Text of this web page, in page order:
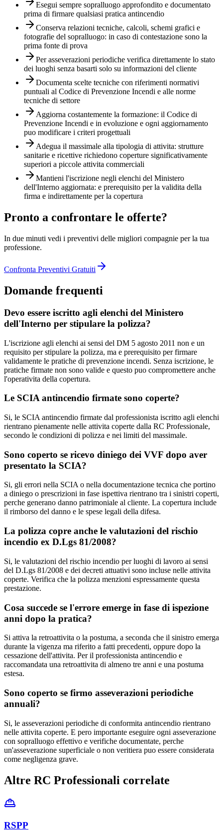
Esegui sempre sopralluogo approfondito e documentato
prima di firmare qualsiasi pratica antincendio
Conserva relazioni tecniche, calcoli, schemi grafici e
fotografie del sopralluogo: in caso di contestazione sono la
prima fonte di prova
Per asseverazioni periodiche verifica direttamente lo stato
dei luoghi senza basarti solo su informazioni del cliente
Documenta scelte tecniche con riferimenti normativi
puntuali al Codice di Prevenzione Incendi e alle norme
tecniche di settore
Aggiorna costantemente la formazione: il Codice di
Prevenzione Incendi e in evoluzione e ogni aggiornamento
puo modificare i criteri progettuali
Adegua il massimale alla tipologia di attivita: strutture
sanitarie e ricettive richiedono coperture significativamente
superiori a piccole attivita commerciali
Mantieni l'iscrizione negli elenchi del Ministero
dell'Interno aggiornata: e prerequisito per la validita della
firma e indirettamente per la copertura
Pronto a confrontare le offerte?
In due minuti vedi i preventivi delle migliori compagnie per la tua
professione.
Confronta Preventivi Gratuiti
Domande frequenti
Devo essere iscritto agli elenchi del Ministero
dell'Interno per stipulare la polizza?
L'iscrizione agli elenchi ai sensi del DM 5 agosto 2011 non e un
requisito per stipulare la polizza, ma e prerequisito per firmare
validamente le pratiche di prevenzione incendi. Senza iscrizione, le
pratiche firmate non sono valide e questo puo compromettere anche
l'operativita della copertura.
Le SCIA antincendio firmate sono coperte?
Si, le SCIA antincendio firmate dal professionista iscritto agli elenchi
rientrano pienamente nelle attivita coperte dalla RC Professionale,
secondo le condizioni di polizza e nei limiti del massimale.
Sono coperto se ricevo diniego dei VVF dopo aver
presentato la SCIA?
Si, gli errori nella SCIA o nella documentazione tecnica che portino
a diniego o prescrizioni in fase ispettiva rientrano tra i sinistri coperti,
perche generano danno patrimoniale al cliente. La copertura include
il rimborso del danno e le spese legali della difesa.
La polizza copre anche le valutazioni del rischio
incendio ex D.Lgs 81/2008?
Si, le valutazioni del rischio incendio per luoghi di lavoro ai sensi
del D.Lgs 81/2008 e dei decreti attuativi sono incluse nelle attivita
coperte. Verifica che la polizza menzioni espressamente questa
prestazione.
Cosa succede se l'errore emerge in fase di ispezione
anni dopo la pratica?
Si attiva la retroattivita o la postuma, a seconda che il sinistro emerga
durante la vigenza ma riferito a fatti precedenti, oppure dopo la
cessazione dell'attivita. Per il professionista antincendio e
raccomandata una retroattivita di almeno tre anni e una postuma
estesa.
Sono coperto se firmo asseverazioni periodiche
annuali?
Si, le asseverazioni periodiche di conformita antincendio rientrano
nelle attivita coperte. E pero importante eseguire ogni asseverazione
con sopralluogo effettivo e verifiche documentate, perche
un'asseverazione superficiale o non veritiera puo essere considerata
come negligenza grave.
Altre RC Professionali correlate
RSPP